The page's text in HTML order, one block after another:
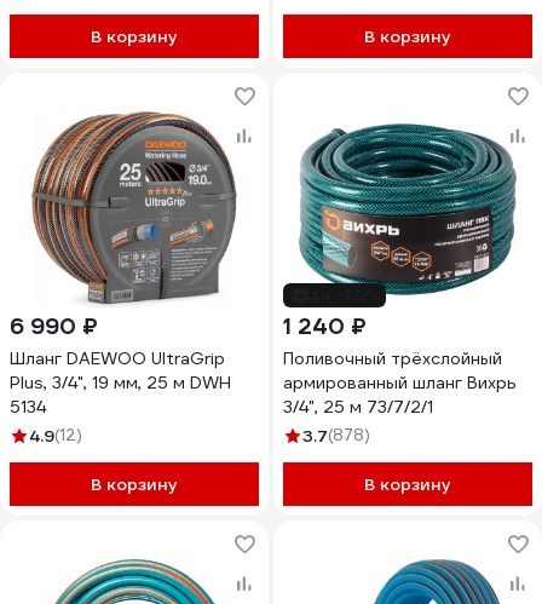
В корзину В корзину
6 990 ₽
Шланг DAEWOO UltraGrip
Plus, 3/4", 19 мм, 25 м DWH
5134
4.9(12)
В корзину
1 240 ₽
Поливочный трёхслойный
армированный шланг Вихрь
3/4", 25 м 73/7/2/1
3.7(878)
В корзину